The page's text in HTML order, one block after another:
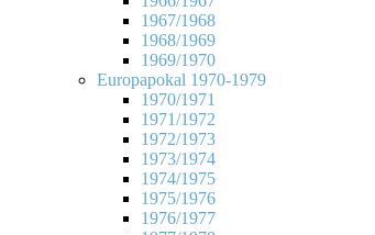
1967/1968
1968/1969
1969/1970
Europapokal 1970-1979
1970/1971
1971/1972
1972/1973
1973/1974
1974/1975
1975/1976
1976/1977